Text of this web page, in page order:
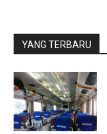
YANG TERBARU